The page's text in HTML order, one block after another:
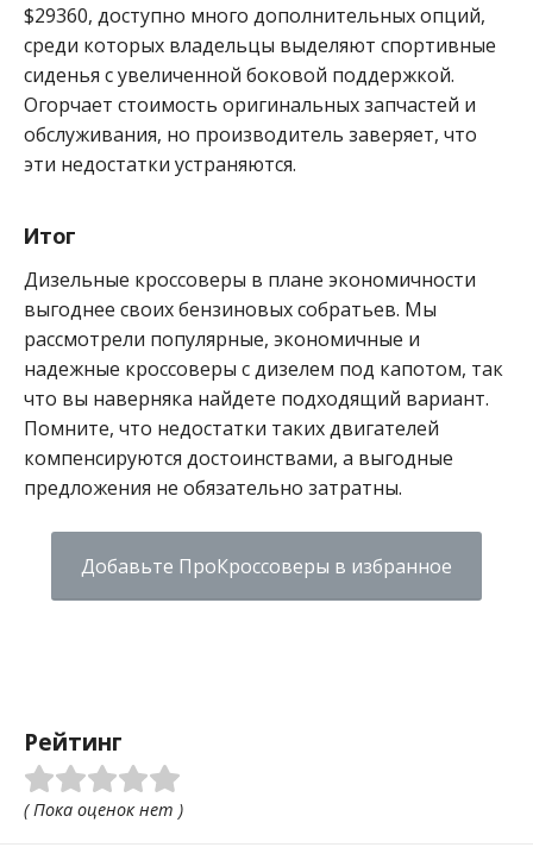
$29360, доступно много дополнительных опций,
среди которых владельцы выделяют спортивные
сиденья с увеличенной боковой поддержкой.
Огорчает стоимость оригинальных запчастей и
обслуживания, но производитель заверяет, что
эти недостатки устраняются.
Итог
Дизельные кроссоверы в плане экономичности
выгоднее своих бензиновых собратьев. Мы
рассмотрели популярные, экономичные и
надежные кроссоверы с дизелем под капотом, так
что вы наверняка найдете подходящий вариант.
Помните, что недостатки таких двигателей
компенсируются достоинствами, а выгодные
предложения не обязательно затратны.
Добавьте ПроКроссоверы в избранное
Рейтинг
( Пока оценок нет )